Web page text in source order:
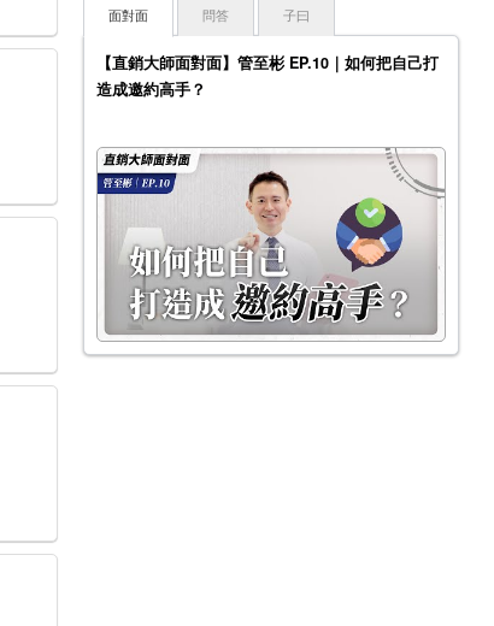
面對面
【直銷大師面對面】管至彬 EP.10｜如何把自己打
造成邀約高手？
問答 子曰